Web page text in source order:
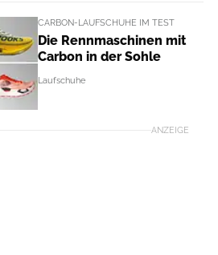
CARBON-LAUFSCHUHE IM TEST
Die Rennmaschinen mit
Carbon in der Sohle
Laufschuhe
ANZEIGE